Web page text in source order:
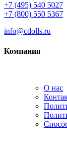
+7 (495) 540 5027
+7 (800) 550 5367
info@cdolls.ru
Компания
О нас